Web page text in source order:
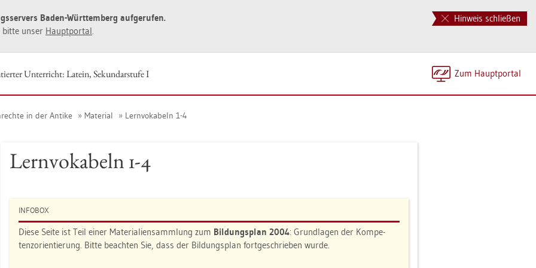
Hinweis schließen
Baden-Würt­tem­berg auf­ge­ru­fen.
bitte unser Haupt­por­tal.
Zum Haupt­por­tal
Un­ter­richt: La­tein, Se­kun­dar­stu­fe I
in der An­ti­ke Ma­te­ri­al Lern­vo­ka­beln 1-4
Lern­vo­ka­beln 1-4
IN­FO­BOX
Diese Seite ist Teil einer Ma­te­ria­li­en­samm­lung zum Bil­dungs­plan 2004: Grund­la­gen der Kom­pe­
tenz­ori­en­tie­rung. Bitte be­ach­ten Sie, dass der Bil­dungs­plan fort­ge­schrie­ben wurde.